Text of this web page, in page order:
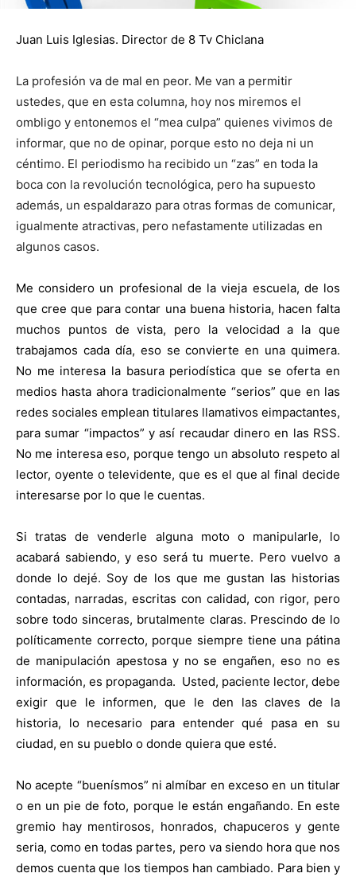
Juan Luis Iglesias. Director de 8 Tv Chiclana
La profesión va de mal en peor. Me van a permitir
ustedes, que en esta columna, hoy nos miremos el
ombligo y entonemos el “mea culpa” quienes vivimos de
informar, que no de opinar, porque esto no deja ni un
céntimo. El periodismo ha recibido un “zas” en toda la
boca con la revolución tecnológica, pero ha supuesto
además, un espaldarazo para otras formas de comunicar,
igualmente atractivas, pero nefastamente utilizadas en
algunos casos.
Me considero un profesional de la vieja escuela, de los
que cree que para contar una buena historia, hacen falta
muchos puntos de vista, pero la velocidad a la que
trabajamos cada día, eso se convierte en una quimera.
No me interesa la basura periodística que se oferta en
medios hasta ahora tradicionalmente “serios” que en las
redes sociales emplean titulares llamativos eimpactantes,
para sumar “impactos” y así recaudar dinero en las RSS.
No me interesa eso, porque tengo un absoluto respeto al
lector, oyente o televidente, que es el que al final decide
interesarse por lo que le cuentas.
Si tratas de venderle alguna moto o manipularle, lo
acabará sabiendo, y eso será tu muerte. Pero vuelvo a
donde lo dejé. Soy de los que me gustan las historias
contadas, narradas, escritas con calidad, con rigor, pero
sobre todo sinceras, brutalmente claras. Prescindo de lo
políticamente correcto, porque siempre tiene una pátina
de manipulación apestosa y no se engañen, eso no es
información, es propaganda. Usted, paciente lector, debe
exigir que le informen, que le den las claves de la
historia, lo necesario para entender qué pasa en su
ciudad, en su pueblo o donde quiera que esté.
No acepte “buenísmos” ni almíbar en exceso en un titular
o en un pie de foto, porque le están engañando. En este
gremio hay mentirosos, honrados, chapuceros y gente
seria, como en todas partes, pero va siendo hora que nos
demos cuenta que los tiempos han cambiado. Para bien y